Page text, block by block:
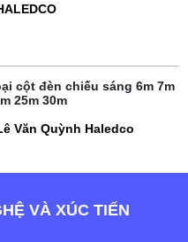
cột đèn chiếu sáng 6m 7m
25m 30m
Văn Quỳnh Haledco
VÀ XÚC TIẾN